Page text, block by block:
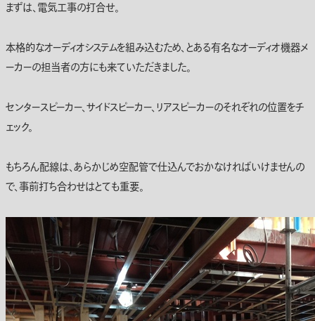
まずは、電気工事の打合せ。
本格的なオーディオシステムを組み込むため、とある有名なオーディオ機器メ
ーカーの担当者の方にも来ていただきました。
センタースピーカー、サイドスピーカー、リアスピーカーのそれぞれの位置をチ
ェック。
もちろん配線は、あらかじめ空配管で仕込んでおかなければいけませんの
で、事前打ち合わせはとても重要。